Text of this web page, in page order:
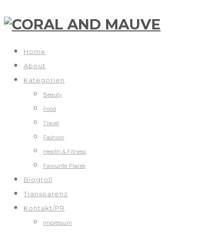
Home
About
Kategorien
Beauty
Food
Travel
Fashion
Health & Fitness
Favourite Places
Blogroll
Transparenz
Kontakt/PR
Impressum